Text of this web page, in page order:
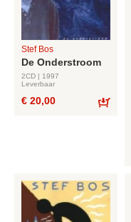
Stef Bos
De Onderstroom
2CD | 1997
Leverbaar
€ 20,00